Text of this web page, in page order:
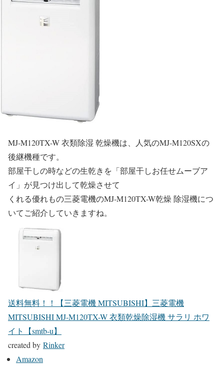
MJ-M120TX-W 衣類除湿 乾燥機は、人気のMJ-M120SXの
後継機種です。
部屋干しの時などの生乾きを「部屋干しお任せムーブア
イ」が見つけ出して乾燥させて
くれる優れもの三菱電機のMJ-M120TX-W乾燥 除湿機につ
いてご紹介していきますね。
送料無料！！【三菱電機 MITSUBISHI】三菱電機
MITSUBISHI MJ-M120TX-W 衣類乾燥除湿機 サラリ ホワ
イト【smtb-u】
created by Rinker
Amazon